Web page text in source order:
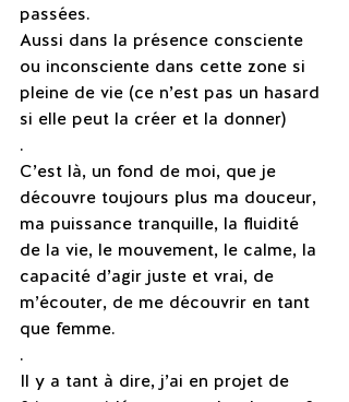
passées.
Aussi dans la présence consciente
ou inconsciente dans cette zone si
pleine de vie (ce n’est pas un hasard
si elle peut la créer et la donner)
.
C’est là, un fond de moi, que je
découvre toujours plus ma douceur,
ma puissance tranquille, la fluidité
de la vie, le mouvement, le calme, la
capacité d’agir juste et vrai, de
m’écouter, de me découvrir en tant
que femme.
.
Il y a tant à dire, j’ai en projet de